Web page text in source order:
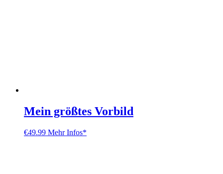
Mein größtes Vorbild
€49.99 Mehr Infos*